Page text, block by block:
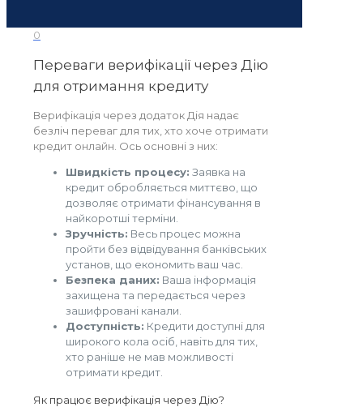
0
Переваги верифікації через Дію
для отримання кредиту
Верифікація через додаток Дія надає
безліч переваг для тих, хто хоче отримати
кредит онлайн. Ось основні з них:
Швидкість процесу: Заявка на
кредит обробляється миттєво, що
дозволяє отримати фінансування в
найкоротші терміни.
Зручність: Весь процес можна
пройти без відвідування банківських
установ, що економить ваш час.
Безпека даних: Ваша інформація
захищена та передається через
зашифровані канали.
Доступність: Кредити доступні для
широкого кола осіб, навіть для тих,
хто раніше не мав можливості
отримати кредит.
Як працює верифікація через Дію?